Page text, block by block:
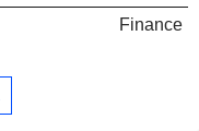
Finance